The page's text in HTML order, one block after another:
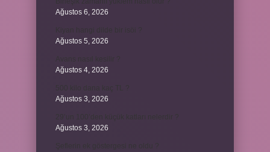
Ağustos 6, 2026
Ağustos 5, 2026
Ağustos 4, 2026
Ağustos 3, 2026
Ağustos 3, 2026